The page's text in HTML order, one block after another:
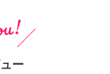
ー